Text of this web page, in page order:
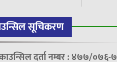
सूचिकरण
दर्ता नम्बर : ४७७/०७६-